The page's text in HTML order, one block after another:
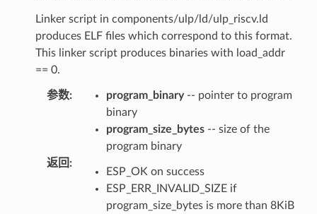
Linker script in components/ulp/ld/ulp_riscv.ld
produces ELF files which correspond to this format.
This linker script produces binaries with load_addr
== 0.
参数: program_binary-- pointer to program
binary
program_size_bytes-- size of the
program binary
返回 :
ESP_OK on success
ESP_ERR_INVALID_SIZE if
program_size_bytes is more than 8KiB